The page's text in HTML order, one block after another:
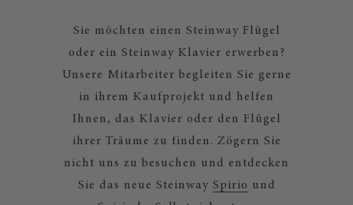
Sie möchten einen Steinway Flügel
oder ein Steinway Klavier erwerben?
Unsere Mitarbeiter begleiten Sie gerne
in ihrem Kaufprojekt und helfen
Ihnen, das Klavier oder den Flügel
ihrer Träume zu finden. Zögern Sie
nicht uns zu besuchen und entdecken
Sie das neue Steinway Spirio und